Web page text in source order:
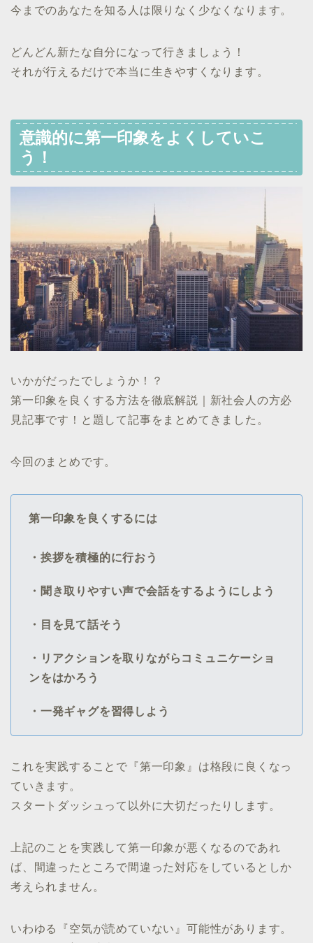
今までのあなたを知る人は限りなく少なくなります。
どんどん新たな自分になって行きましょう！
それが行えるだけで本当に生きやすくなります。
意識的に第一印象をよくしていこ
う！
いかがだったでしょうか！？
第一印象を良くする方法を徹底解説｜新社会人の方必
見記事です！と題して記事をまとめてきました。
今回のまとめです。
第一印象を良くするには
・挨拶を積極的に行おう
・聞き取りやすい声で会話をするようにしよう
・目を見て話そう
・リアクションを取りながらコミュニケーショ
ンをはかろう
・一発ギャグを習得しよう
これを実践することで『第一印象』は格段に良くなっ
ていきます。
スタートダッシュって以外に大切だったりします。
上記のことを実践して第一印象が悪くなるのであれ
ば、間違ったところで間違った対応をしているとしか
考えられません。
いわゆる『空気が読めていない』可能性があります。